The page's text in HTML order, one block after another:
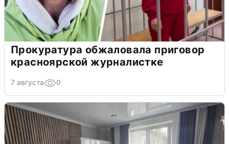
Прокуратура обжаловала приговор
красноярской журналистке
7 августа 0